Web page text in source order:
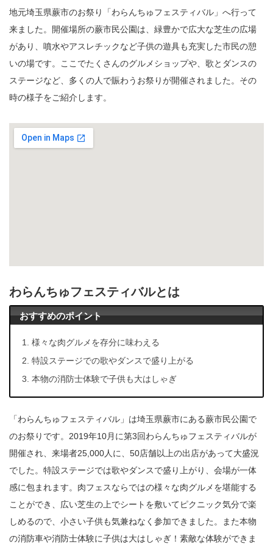
地元埼玉県蕨市のお祭り「わらんちゅフェスティバル」へ行って
来ました。開催場所の蕨市民公園は、緑豊かで広大な芝生の広場
があり、噴水やアスレチックなど子供の遊具も充実した市民の憩
いの場です。ここでたくさんのグルメショップや、歌とダンスの
ステージなど、多くの人で賑わうお祭りが開催されました。その
時の様子をご紹介します。
わらんちゅフェスティバルとは
おすすめのポイント
様々な肉グルメを存分に味わえる
特設ステージでの歌やダンスで盛り上がる
本物の消防士体験で子供も大はしゃぎ
「わらんちゅフェスティバル」は埼玉県蕨市にある蕨市民公園で
のお祭りです。2019年10月に第3回わらんちゅフェスティバルが
開催され、来場者25,000人に、50店舗以上の出店があって大盛況
でした。特設ステージでは歌やダンスで盛り上がり、会場が一体
感に包まれます。肉フェスならではの様々な肉グルメを堪能する
ことができ、広い芝生の上でシートを敷いてピクニック気分で楽
しめるので、小さい子供も気兼ねなく参加できました。また本物
の消防車や消防士体験に子供は大はしゃぎ！素敵な体験ができま